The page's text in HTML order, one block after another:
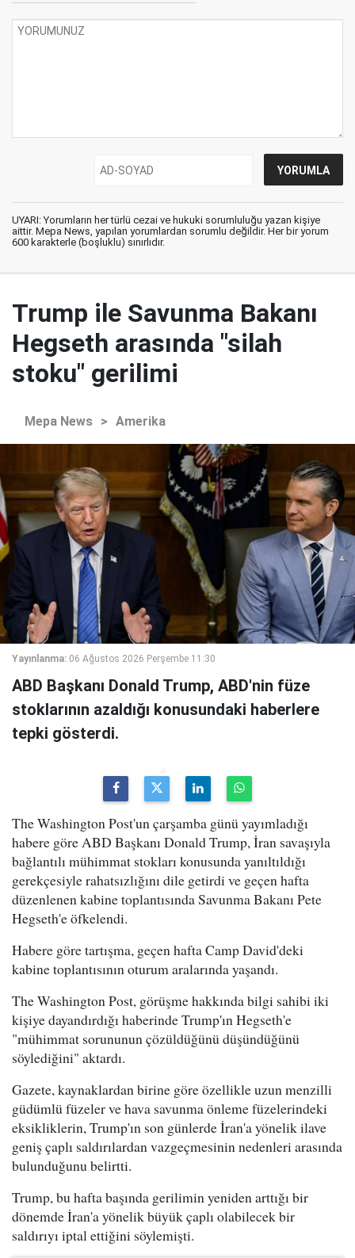
UYARI: Yorumların her türlü cezai ve hukuki sorumluluğu yazan kişiye
aittir. Mepa News, yapılan yorumlardan sorumlu değildir. Her bir yorum
600 karakterle (boşluklu) sınırlıdır.
Trump ile Savunma Bakanı
Hegseth arasında "silah
stoku" gerilimi
Mepa News > Amerika
Yayınlanma: 06 Ağustos 2026 Perşembe 11:30
ABD Başkanı Donald Trump, ABD'nin füze
stoklarının azaldığı konusundaki haberlere
tepki gösterdi.
The Washington Post'un çarşamba günü yayımladığı
habere göre ABD Başkanı Donald Trump, İran savaşıyla
bağlantılı mühimmat stokları konusunda yanıltıldığı
gerekçesiyle rahatsızlığını dile getirdi ve geçen hafta
düzenlenen kabine toplantısında Savunma Bakanı Pete
Hegseth'e öfkelendi.
Habere göre tartışma, geçen hafta Camp David'deki
kabine toplantısının oturum aralarında yaşandı.
The Washington Post, görüşme hakkında bilgi sahibi iki
kişiye dayandırdığı haberinde Trump'ın Hegseth'e
"mühimmat sorununun çözüldüğünü düşündüğünü
söylediğini" aktardı.
Gazete, kaynaklardan birine göre özellikle uzun menzilli
güdümlü füzeler ve hava savunma önleme füzelerindeki
eksikliklerin, Trump'ın son günlerde İran'a yönelik ilave
geniş çaplı saldırılardan vazgeçmesinin nedenleri arasında
bulunduğunu belirtti.
Trump, bu hafta başında gerilimin yeniden arttığı bir
dönemde İran'a yönelik büyük çaplı olabilecek bir
saldırıyı iptal ettiğini söylemişti.